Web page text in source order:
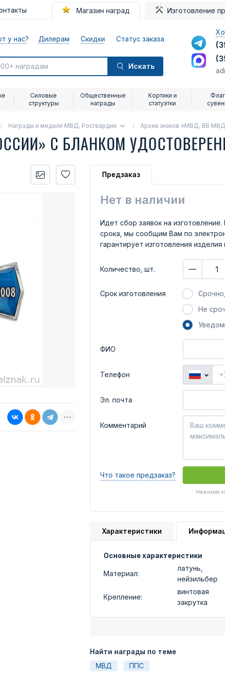
Магазин наград Изготовление
у нас? Дилерам Скидки Статус заказа
Искать
Силовые
структуры
Общественные
награды
Кортики и
статуэтки
Награды и медали МВД, Росгвардии Архив знаков «МВД, ВВ
С БЛАНКОМ
Предзаказ
Нет в наличии
Идет сбор заявок на изготовление.
срока, мы сообщим Вам по
гарантирует изготовления
Количество, шт.
Срок изготовления
Не
ФИО
Телефон
Эл. почта
Комментарий
Что такое предзаказ?
Нажимая
Характеристики
Основные характеристики
Материал:
латунь,
нейзильбер
Крепление:
винтовая
закрутка
Найти награды по теме
МВД
ППС